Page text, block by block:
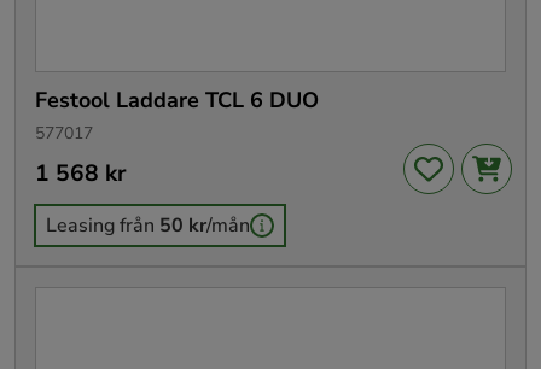
Festool Laddare TCL 6 DUO
577017
Pris:1 568 kr
1 568 kr
Leasing från 50 kr/mån